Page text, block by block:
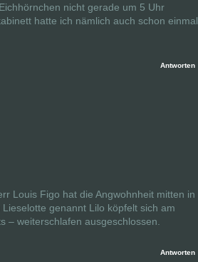
nicht gerade um 5 Uhr
hatte ich nämlich auch schon einmal
Antworten
Louis Figo hat die Angwohnheit mitten in
genannt Lilo köpfelt sich am
– weiterschlafen ausgeschlossen.
Antworten